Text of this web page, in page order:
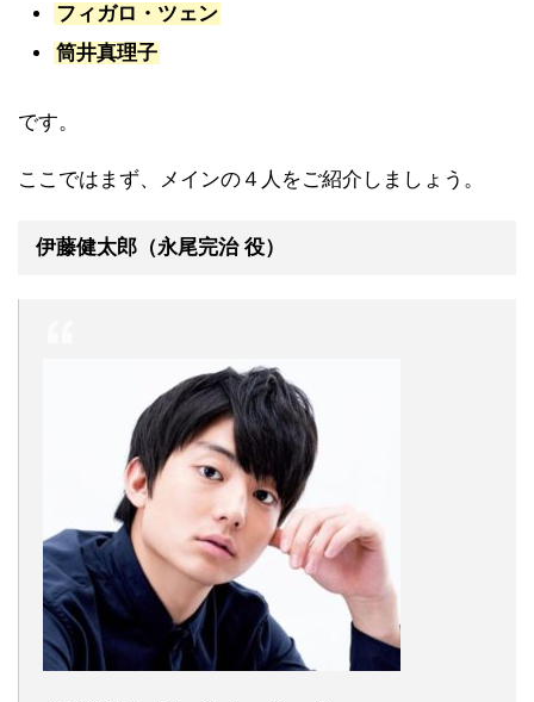
フィガロ・ツェン
筒井真理子
です。
ここではまず、メインの４人をご紹介しましょう。
伊藤健太郎（永尾完治 役）